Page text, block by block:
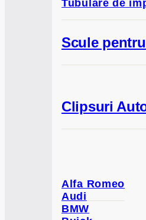
Tubulare de
Scule
Clipsuri
Alfa Romeo
Audi
BMW